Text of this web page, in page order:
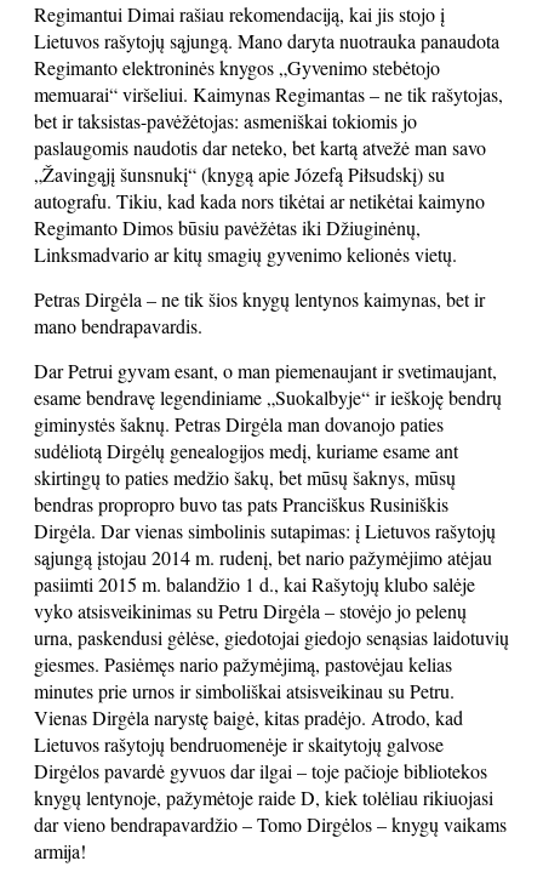
Regimantui Dimai rašiau rekomendaciją, kai jis stojo į
Lietuvos rašytojų sąjungą. Mano daryta nuotrauka panaudota
Regimanto elektroninės knygos „Gyvenimo stebėtojo
memuarai“ viršeliui. Kaimynas Regimantas – ne tik rašytojas,
bet ir taksistas-pavėžėtojas: asmeniškai tokiomis jo
paslaugomis naudotis dar neteko, bet kartą atvežė man savo
„Žavingąjį šunsnukį“ (knygą apie Józefą Piłsudskį) su
autografu. Tikiu, kad kada nors tikėtai ar netikėtai kaimyno
Regimanto Dimos būsiu pavėžėtas iki Džiuginėnų,
Linksmadvario ar kitų smagių gyvenimo kelionės vietų.
Petras Dirgėla – ne tik šios knygų lentynos kaimynas, bet ir
mano bendrapavardis.
Dar Petrui gyvam esant, o man piemenaujant ir svetimaujant,
esame bendravę legendiniame „Suokalbyje“ ir ieškoję bendrų
giminystės šaknų. Petras Dirgėla man dovanojo paties
sudėliotą Dirgėlų genealogijos medį, kuriame esame ant
skirtingų to paties medžio šakų, bet mūsų šaknys, mūsų
bendras propropro buvo tas pats Pranciškus Rusiniškis
Dirgėla. Dar vienas simbolinis sutapimas: į Lietuvos rašytojų
sąjungą įstojau 2014 m. rudenį, bet nario pažymėjimo atėjau
pasiimti 2015 m. balandžio 1 d., kai Rašytojų klubo salėje
vyko atsisveikinimas su Petru Dirgėla – stovėjo jo pelenų
urna, paskendusi gėlėse, giedotojai giedojo senąsias laidotuvių
giesmes. Pasiėmęs nario pažymėjimą, pastovėjau kelias
minutes prie urnos ir simboliškai atsisveikinau su Petru.
Vienas Dirgėla narystę baigė, kitas pradėjo. Atrodo, kad
Lietuvos rašytojų bendruomenėje ir skaitytojų galvose
Dirgėlos pavardė gyvuos dar ilgai – toje pačioje bibliotekos
knygų lentynoje, pažymėtoje raide D, kiek tolėliau rikiuojasi
dar vieno bendrapavardžio – Tomo Dirgėlos – knygų vaikams
armija!